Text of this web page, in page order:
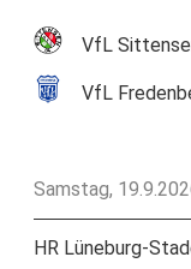
VfL
VfL
Samstag,
HR Lüneburg-